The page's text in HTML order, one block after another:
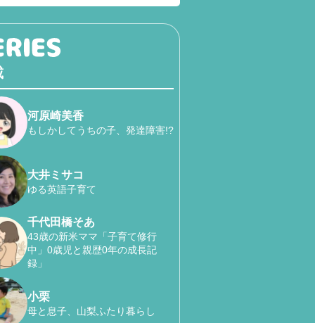
河原崎美香
もしかしてうちの子、発達障害!?
大井ミサコ
ゆる英語子育て
千代田橋そあ
43歳の新米ママ「子育て修行
中」0歳児と親歴0年の成長記
録」
小栗
母と息子、山梨ふたり暮らし